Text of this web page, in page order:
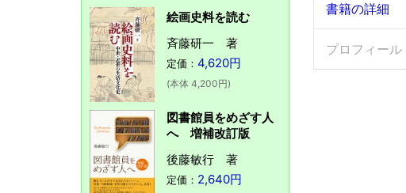
書籍の詳細
プロフィール
絵画史料を読む
斉藤研一 著
定価： 4,620円
(本体 4,200円)
図書館員をめざす人
へ 増補改訂版
後藤敏行 著
定価： 2,640円